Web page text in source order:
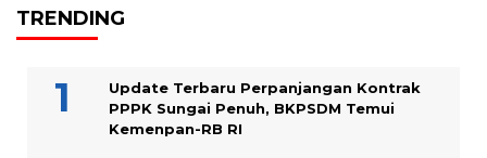
TRENDING
Update Terbaru Perpanjangan Kontrak
PPPK Sungai Penuh, BKPSDM Temui
Kemenpan-RB RI